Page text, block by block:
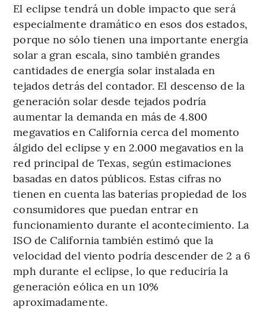
El eclipse tendrá un doble impacto que será
especialmente dramático en esos dos estados,
porque no sólo tienen una importante energía
solar a gran escala, sino también grandes
cantidades de energía solar instalada en
tejados detrás del contador. El descenso de la
generación solar desde tejados podría
aumentar la demanda en más de 4.800
megavatios en California cerca del momento
álgido del eclipse y en 2.000 megavatios en la
red principal de Texas, según estimaciones
basadas en datos públicos. Estas cifras no
tienen en cuenta las baterías propiedad de los
consumidores que puedan entrar en
funcionamiento durante el acontecimiento. La
ISO de California también estimó que la
velocidad del viento podría descender de 2 a 6
mph durante el eclipse, lo que reduciría la
generación eólica en un 10%
aproximadamente.